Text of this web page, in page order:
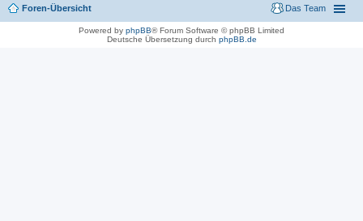
Foren-Übersicht Das Team
Powered by phpBB® Forum Software © phpBB Limited
Deutsche Übersetzung durch phpBB.de